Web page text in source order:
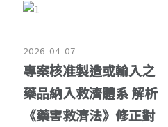
2026-04-07
專案核准製造或輸入之
藥品納入救濟體系 解析
《藥害救濟法》修正對